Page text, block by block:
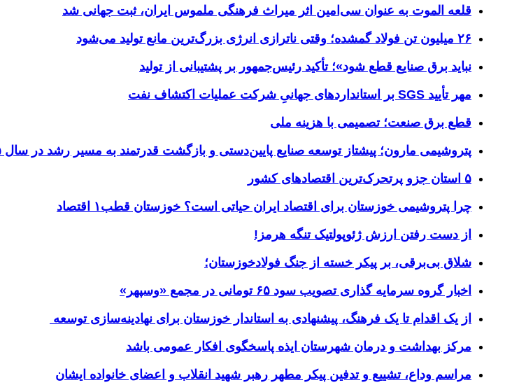
قلعه الموت به عنوان سی‌امین اثر میراث‌ فرهنگی ملموس ایران، ثبت جهانی شد
۲۶ میلیون تن فولاد گمشده؛ وقتی ناترازی انرژی بزرگ‌ترین مانع تولید می‌شود
نباید برق صنایع قطع شود»؛ تأکید رئیس‌جمهور بر پشتیبانی از تولید
مهر تأیید SGS بر استانداردهای جهانیِ شرکت عملیات اکتشاف نفت
قطع برق صنعت؛ تصمیمی با هزینه ملی
پتروشیمی مارون؛ پیشتاز توسعه صنایع پایین‌دستی و بازگشت قدرتمند به مسیر رشد در سال ۱۴۰۵
۵ استان جزو پرتحرک‌ترین اقتصاد‌های کشور
چرا پتروشیمی خوزستان برای اقتصاد ایران حیاتی است؟ خوزستان قطب۱ اقتصاد
از دست رفتن ارزش ژئوپولتیک تنگه هرمز!
شلاق‌ بی‌برقی، بر پیکر خسته‌ از جنگ فولادخوزستان؛
اخبار گروه سرمایه گذاری تصویب سود ۶۵ تومانی در مجمع «وسپهر»
از یک اقدام تا یک فرهنگ، پیشنهادی به استاندار خوزستان برای نهادینه‌سازی توسعه
مرکز بهداشت و درمان شهرستان ایذه پاسخگوی افکار عمومی باشد
مراسم وداع، تشییع و تدفین پیکر مطهر رهبر شهید انقلاب و اعضای خانواده ایشان